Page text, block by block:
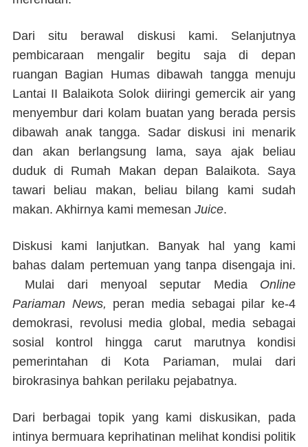
Dari situ berawal diskusi kami. Selanjutnya
pembicaraan mengalir begitu saja di depan
ruangan Bagian Humas dibawah tangga menuju
Lantai II Balaikota Solok diiringi gemercik air yang
menyembur dari kolam buatan yang berada persis
dibawah anak tangga. Sadar diskusi ini menarik
dan akan berlangsung lama, saya ajak beliau
duduk di Rumah Makan depan Balaikota. Saya
tawari beliau makan, beliau bilang kami sudah
makan. Akhirnya kami memesan Juice.
Diskusi kami lanjutkan. Banyak hal yang kami
bahas dalam pertemuan yang tanpa disengaja ini.
Mulai dari menyoal seputar Media Online
Pariaman News, peran media sebagai pilar ke-4
demokrasi, revolusi media global, media sebagai
sosial kontrol hingga carut marutnya kondisi
pemerintahan di Kota Pariaman, mulai dari
birokrasinya bahkan perilaku pejabatnya.
Dari berbagai topik yang kami diskusikan, pada
intinya bermuara keprihatinan melihat kondisi politik